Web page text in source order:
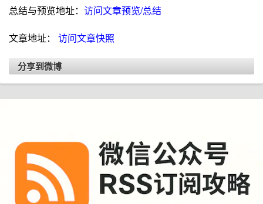
总结与预览地址： 访问文章预览/总结
文章地址： 访问文章快照
分享到微博